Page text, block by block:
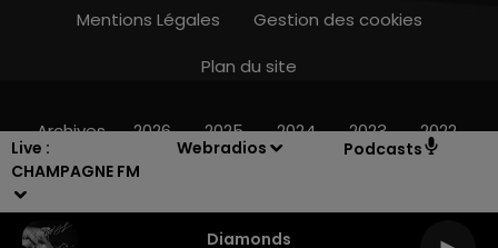
Live :
CHAMPAGNE FM
Webradios Podcasts
Diamonds
16h00 - 20h00
Mentions Légales
Gestion des cookies
Plan du site
Archives 2026 2025 2024 2023 2022